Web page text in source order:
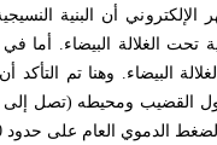
مرّة عام 1980م، حين أظهر المجهر
الغلالة البيضاء. أما
البيضاء. وهنا تم
القضيب ومحيطه (تصل إلى